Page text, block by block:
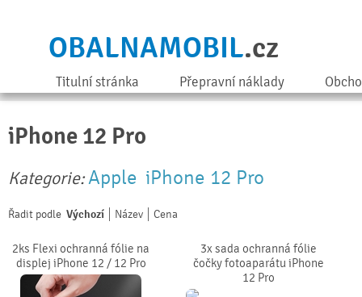
OBALNAMOBIL.cz
Titulní stránka Přepravní náklady
iPhone 12 Pro
Kategorie:Apple iPhone 12 Pro
Řadit podle Výchozí Název Cena
2ks Flexi ochranná fólie na
displej iPhone 12 / 12 Pro
3x sada ochranná fólie
čočky fotoaparátu iPhone
12 Pro